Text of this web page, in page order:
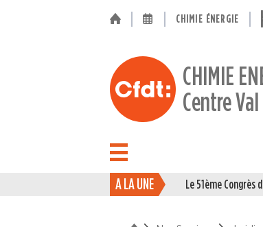
CHIMIE ÉNERGIE
CHIMIE
Centre
ACTUALITÉ
A LA UNE Le 51ème Congrès